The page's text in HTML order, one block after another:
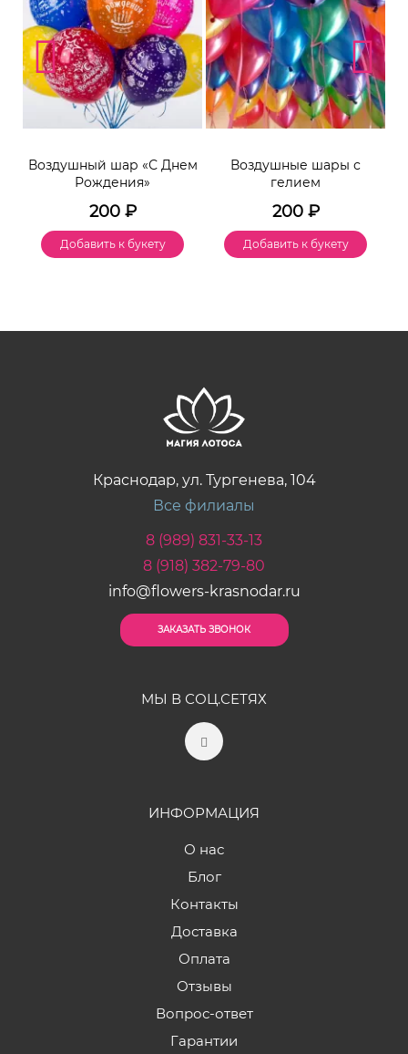
Воздушный шар «С Днем
Рождения»
200₽
Добавить к букету
Воздушные шары с
гелием
200₽
Добавить к букету
Краснодар, ул. Тургенева, 104
Все филиалы
8 (989) 831-33-13
8 (918) 382-79-80
info@flowers-krasnodar.ru
ЗАКАЗАТЬ ЗВОНОК
МЫ В СОЦ.СЕТЯХ
ИНФОРМАЦИЯ
О нас
Блог
Контакты
Доставка
Оплата
Отзывы
Вопрос-ответ
Гарантии